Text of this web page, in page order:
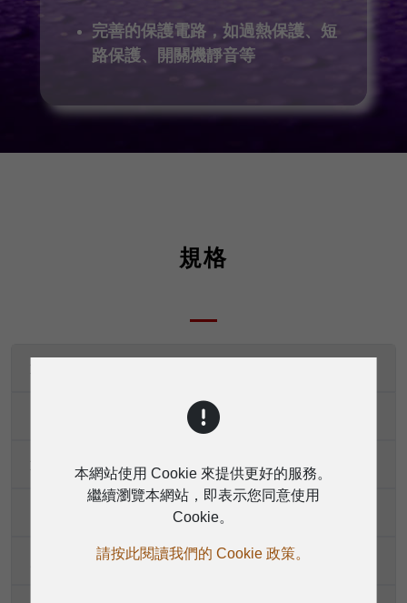
完善的保護電路，如過熱保護、短
路保護、開關機靜音等
規格
通用規格
尺寸（毫米）
本網站使用 Cookie 來提供更好的服務。
繼續瀏覽本網站，即表示您同意使用
Cookie。
請按此閱讀我們的 Cookie 政策。